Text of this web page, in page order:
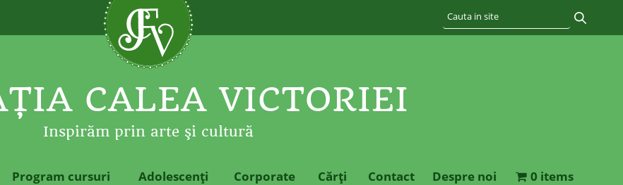
CALEA VICTORIEI
Inspirăm prin arte şi cultură
Program cursuri Adolescenţi Corporate Cărţi Contact Despre noi 0 items